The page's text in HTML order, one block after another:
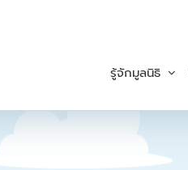
รู้จักมูลนิธิ